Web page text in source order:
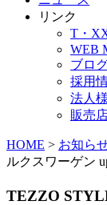
リンク
T・
WEB
ブロ
採用
法人
販売
HOME > お知ら
ルクスワーゲン
TEZZO